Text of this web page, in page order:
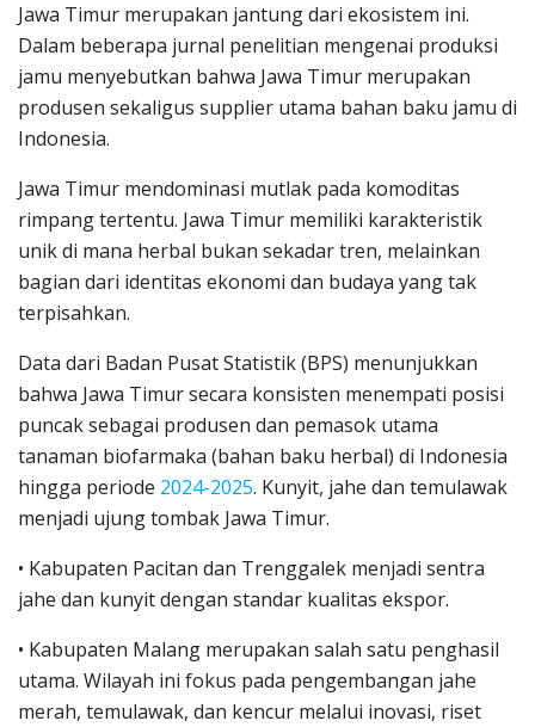
Jawa Timur merupakan jantung dari ekosistem ini.
Dalam beberapa jurnal penelitian mengenai produksi
jamu menyebutkan bahwa Jawa Timur merupakan
produsen sekaligus supplier utama bahan baku jamu di
Indonesia.
Jawa Timur mendominasi mutlak pada komoditas
rimpang tertentu. Jawa Timur memiliki karakteristik
unik di mana herbal bukan sekadar tren, melainkan
bagian dari identitas ekonomi dan budaya yang tak
terpisahkan.
Data dari Badan Pusat Statistik (BPS) menunjukkan
bahwa Jawa Timur secara konsisten menempati posisi
puncak sebagai produsen dan pemasok utama
tanaman biofarmaka (bahan baku herbal) di Indonesia
hingga periode 2024-2025. Kunyit, jahe dan temulawak
menjadi ujung tombak Jawa Timur.
• Kabupaten Pacitan dan Trenggalek menjadi sentra
jahe dan kunyit dengan standar kualitas ekspor.
• Kabupaten Malang merupakan salah satu penghasil
utama. Wilayah ini fokus pada pengembangan jahe
merah, temulawak, dan kencur melalui inovasi, riset